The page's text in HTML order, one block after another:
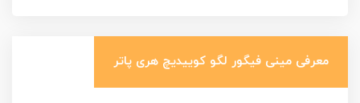
معرفی مینی فیگور لگو کوییدیچ هری پاتر